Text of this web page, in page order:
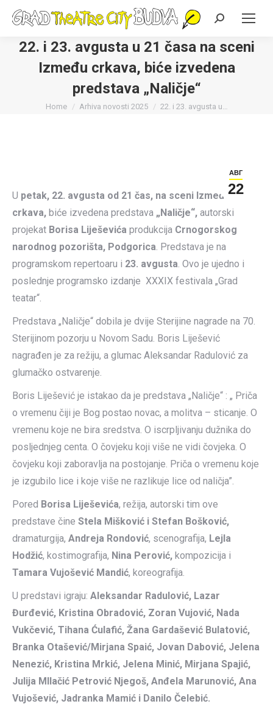
Search:
22. i 23. avgusta u 21 časa na sceni
Između crkava, biće izvedena
predstava „Naličje“
You are here:
Home Arhiva novosti 2025 22. i 23. avgusta u…
АВГ
22
U petak, 22. avgusta od 21 čas, na sceni Između
crkava, biće izvedena predstava „Naličje“, autorski
projekat Borisa Liješevića produkcija Crnogorskog
narodnog pozorišta, Podgorica. Predstava je na
programskom repertoaru i 23. avgusta. Ovo je ujedno i
poslednje programsko izdanje XXXIX festivala „Grad
teatar“.
Predstava „Naličje“ dobila je dvije Sterijine nagrade na 70.
Sterijinom pozorju u Novom Sadu. Boris Liješević
nagrađen je za režiju, a glumac Aleksandar Radulović za
glumačko ostvarenje.
Boris Liješević je istakao da je predstava „Naličje“ : „ Priča
o vremenu čiji je Bog postao novac, a molitva – sticanje. O
vremenu koje ne bira sredstva. O iscrpljivanju dužnika do
posljednjeg centa. O čovjeku koji više ne vidi čovjeka. O
čovjeku koji zaboravlja na postojanje. Priča o vremenu koje
je izgubilo lice i koje više ne razlikuje lice od naličja”.
Pored Borisa Liješevića, režija, autorski tim ove
predstave čine Stela Mišković i Stefan Bošković,
dramaturgija, Andreja Rondović, scenografija, Lejla
Hodžić, kostimografija, Nina Perović, kompozicija i
Tamara Vujošević Mandić, koreografija.
U predstavi igraju: Aleksandar Radulović, Lazar
Đurđević, Kristina Obradović, Zoran Vujović, Nada
Vukčević, Tihana Ćulafić, Žana Gardašević Bulatović,
Branka Otašević/Mirjana Spaić, Jovan Dabović, Jelena
Nenezić, Kristina Mrkić, Jelena Minić, Mirjana Spajić,
Julija MIlačić Petrović Njegoš, Anđela Marunović, Ana
Vujošević, Jadranka Mamić i Danilo Čelebić.